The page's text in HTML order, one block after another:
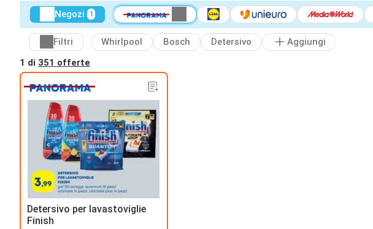
Negozi 1
Filtri Whirlpool Bosch Detersivo
Aggiungi
1 di 351 offerte
Detersivo per lavastoviglie
Finish